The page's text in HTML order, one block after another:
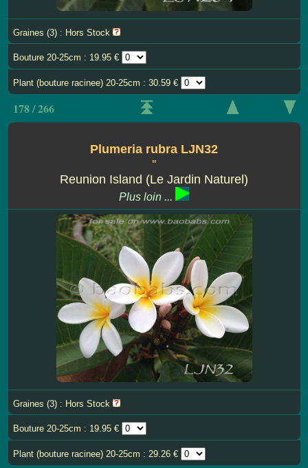
Graines (3) : Hors Stock
Bouture 20-25cm : 19.95 €
Plant (bouture racinee) 20-25cm : 30.59 €
178 / 266
Plumeria rubra LJN32
''
Reunion Island (Le Jardin Naturel)
Plus loin ...
Graines (3) : Hors Stock
Bouture 20-25cm : 19.95 €
Plant (bouture racinee) 20-25cm : 29.26 €